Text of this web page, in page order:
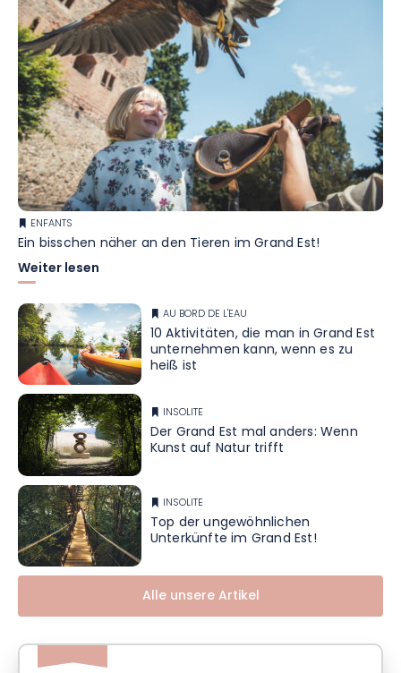
ENFANTS
Ein bisschen näher an den Tieren im Grand Est!
Weiter lesen
AU BORD DE L'EAU
10 Aktivitäten, die man in Grand Est
unternehmen kann, wenn es zu
heiß ist
INSOLITE
Der Grand Est mal anders: Wenn
Kunst auf Natur trifft
INSOLITE
Top der ungewöhnlichen
Unterkünfte im Grand Est!
Alle unsere Artikel